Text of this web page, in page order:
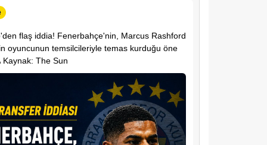
Aydın ile İsmail Kartal'ın
teklifine cevap vermesi
flaş iddia! Fenerbahçe'nin, Marcus Rashford
oyuncunun temsilcileriyle temas kurduğu öne
The Sun